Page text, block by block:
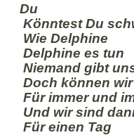
Du
Könntest Du
Wie Delphine
Delphine es tun
Niemand gibt
Doch können
Für immer und
Und wir sind
Für einen Tag